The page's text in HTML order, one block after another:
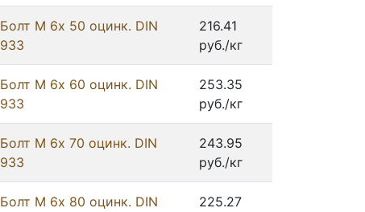
Болт М 6х 50 оцинк. DIN
933
216.41
руб./кг
Болт М 6х 60 оцинк. DIN
933
253.35
руб./кг
Болт М 6х 70 оцинк. DIN
933
243.95
руб./кг
Болт М 6х 80 оцинк. DIN
225.27